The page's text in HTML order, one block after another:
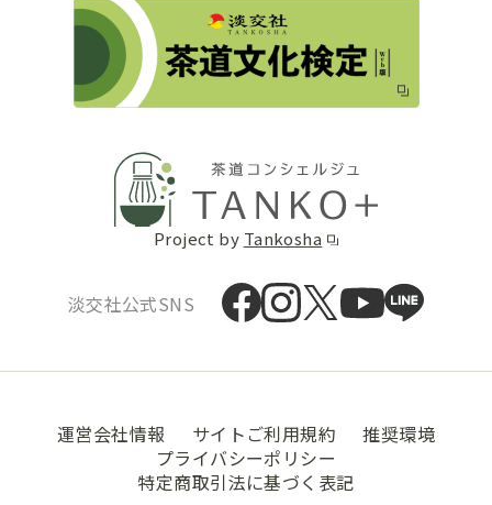
Project by Tankosha
淡交社公式SNS
運営会社情報 サイトご利用規約
推奨環境
プライバシーポリシー
特定商取引法に基づく表記